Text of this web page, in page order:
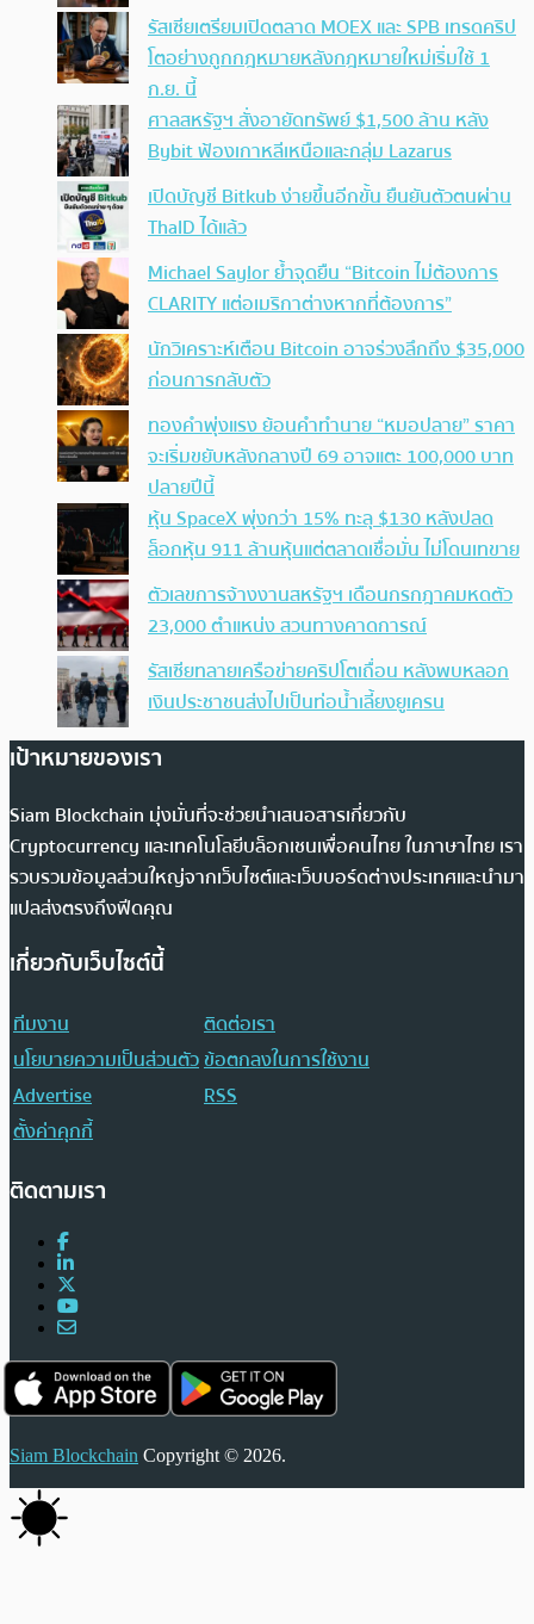
รัสเซียเตรียมเปิดตลาด MOEX และ SPB เทรดคริป
โตอย่างถูกกฎหมายหลังกฎหมายใหม่เริ่มใช้ 1
ก.ย. นี้
ศาลสหรัฐฯ สั่งอายัดทรัพย์ $1,500 ล้าน หลัง
Bybit ฟ้องเกาหลีเหนือและกลุ่ม Lazarus
เปิดบัญชี Bitkub ง่ายขึ้นอีกขั้น ยืนยันตัวตนผ่าน
ThaID ได้แล้ว
Michael Saylor ย้ำจุดยืน “Bitcoin ไม่ต้องการ
CLARITY แต่อเมริกาต่างหากที่ต้องการ”
นักวิเคราะห์เตือน Bitcoin อาจร่วงลึกถึง $35,000
ก่อนการกลับตัว
ทองคำพุ่งแรง ย้อนคำทำนาย “หมอปลาย” ราคา
จะเริ่มขยับหลังกลางปี 69 อาจแตะ 100,000 บาท
ปลายปีนี้
หุ้น SpaceX พุ่งกว่า 15% ทะลุ $130 หลังปลด
ล็อกหุ้น 911 ล้านหุ้นแต่ตลาดเชื่อมั่น ไม่โดนเทขาย
ตัวเลขการจ้างงานสหรัฐฯ เดือนกรกฎาคมหดตัว
23,000 ตำแหน่ง สวนทางคาดการณ์
รัสเซียทลายเครือข่ายคริปโตเถื่อน หลังพบหลอก
เงินประชาชนส่งไปเป็นท่อน้ำเลี้ยงยูเครน
เป้าหมายของเรา
Siam Blockchain มุ่งมั่นที่จะช่วยนำเสนอสารเกี่ยวกับ
Cryptocurrency และเทคโนโลยีบล็อกเชนเพื่อคนไทย ในภาษาไทย เรา
รวบรวมข้อมูลส่วนใหญ่จากเว็บไซต์และเว็บบอร์ดต่างประเทศและนำมา
แปลส่งตรงถึงฟีดคุณ
เกี่ยวกับเว็บไซต์นี้
ทีมงาน
ติดต่อเรา
นโยบายความเป็นส่วนตัวข้อตกลงในการใช้งาน
Advertise
RSS
ตั้งค่าคุกกี้
ติดตามเรา
Siam Blockchain Copyright © 2026.